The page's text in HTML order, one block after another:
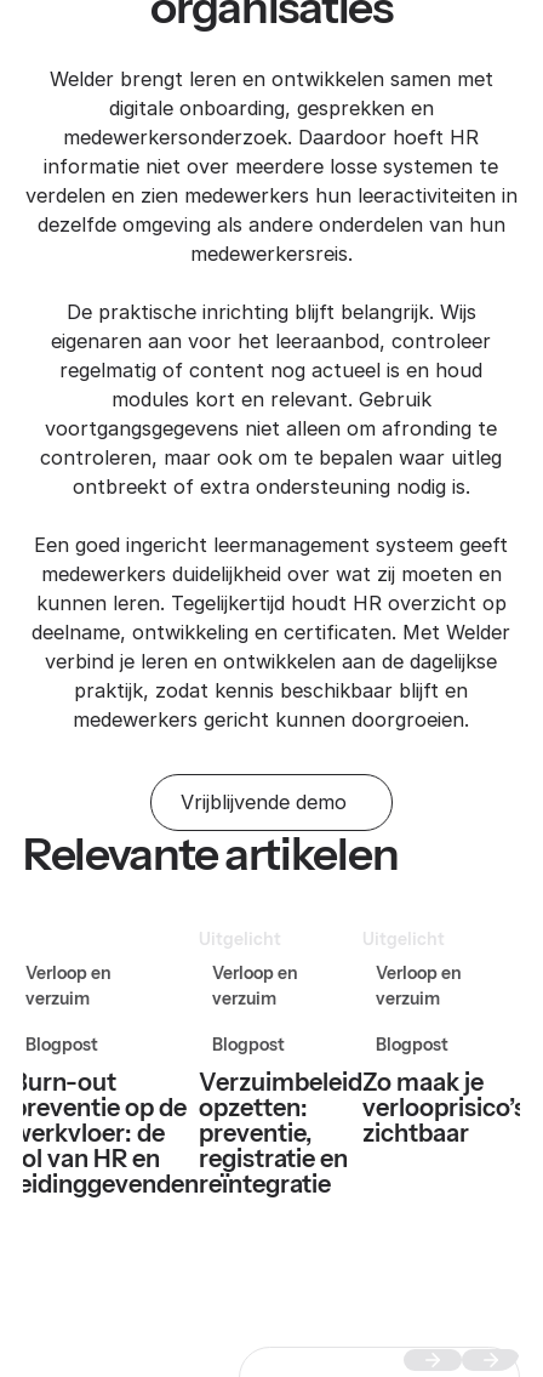
Welder brengt leren en ontwikkelen samen met
digitale onboarding, gesprekken en
medewerkersonderzoek. Daardoor hoeft HR
informatie niet over meerdere losse systemen te
verdelen en zien medewerkers hun leeractiviteiten in
dezelfde omgeving als andere onderdelen van hun
medewerkersreis.
De praktische inrichting blijft belangrijk. Wijs
eigenaren aan voor het leeraanbod, controleer
regelmatig of content nog actueel is en houd
modules kort en relevant. Gebruik
voortgangsgegevens niet alleen om afronding te
controleren, maar ook om te bepalen waar uitleg
ontbreekt of extra ondersteuning nodig is.
Een goed ingericht leermanagement systeem geeft
medewerkers duidelijkheid over wat zij moeten en
kunnen leren. Tegelijkertijd houdt HR overzicht op
deelname, ontwikkeling en certificaten. Met Welder
verbind je leren en ontwikkelen aan de dagelijkse
praktijk, zodat kennis beschikbaar blijft en
medewerkers gericht kunnen doorgroeien.
Vrijblijvende demo
Relevante artikelen
Verloop en
verzuim
Blogpost
Burn-out
preventie op de
werkvloer: de
rol van HR en
leidinggevenden
Uitgelicht
Verloop en
verzuim
Blogpost
Verzuimbeleid
opzetten:
preventie,
registratie en
reïntegratie
Uitgelicht
Verloop en
verzuim
Blogpost
Zo maak je
verlooprisico’s
zichtbaar